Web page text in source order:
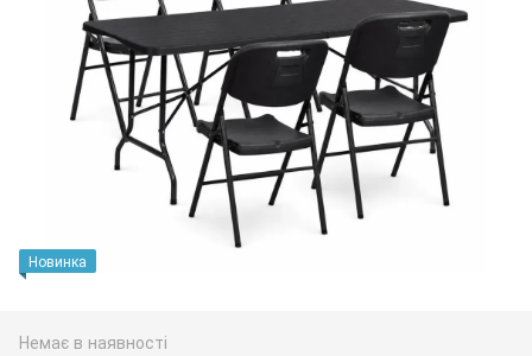
Новинка
Немає в наявності